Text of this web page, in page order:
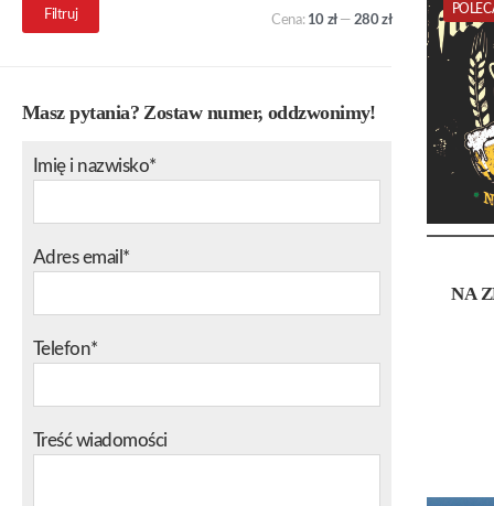
NA
Cena
min.
Cena
maks.
Filtruj Cena: 10 zł— 280 zł
Masz pytania? Zostaw numer, oddzwonimy!
Imię i nazwisko*
Adres email*
Telefon*
Treść wiadomości